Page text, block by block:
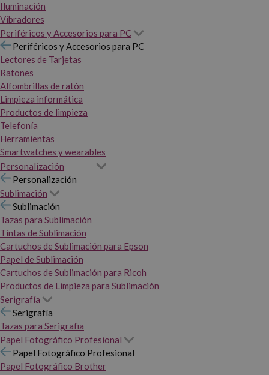
Iluminación
Vibradores
Periféricos y Accesorios para PC
Periféricos y Accesorios para PC
Lectores de Tarjetas
Ratones
Alfombrillas de ratón
Limpieza informática
Productos de limpieza
Telefonía
Herramientas
Smartwatches y wearables
Personalización
Personalización
Sublimación
Sublimación
Tazas para Sublimación
Tintas de Sublimación
Cartuchos de Sublimación para Epson
Papel de Sublimación
Cartuchos de Sublimación para Ricoh
Productos de Limpieza para Sublimación
Serigrafía
Serigrafía
Tazas para Serigrafia
Papel Fotográfico Profesional
Papel Fotográfico Profesional
Papel Fotográfico Brother